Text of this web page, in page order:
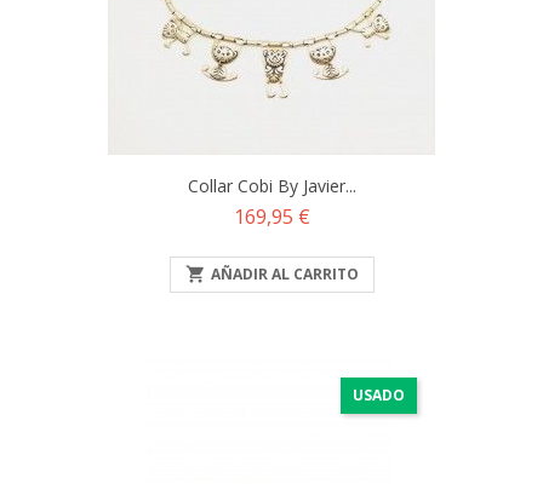
Collar Cobi By Javier...
Precio
169,95 €
 AÑADIR AL CARRITO
USADO